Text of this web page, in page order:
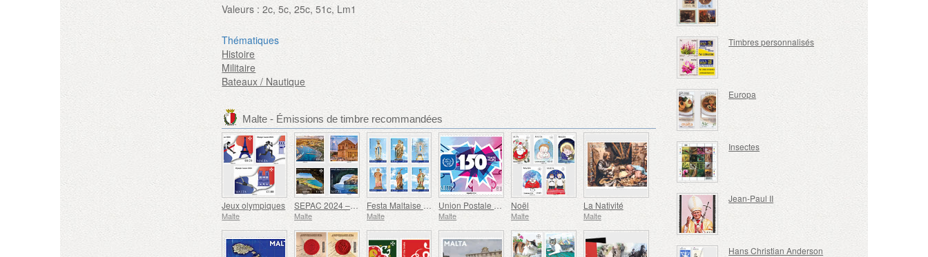
Valeurs : 2c, 5c, 25c, 51c, Lm1
Thématiques
Histoire
Militaire
Bateaux / Nautique
Malte - Émissions de timbre recommandées
Jeux olympiques
Malte
SEPAC 2024 – Principales Attractions Touristiques
Malte
Festa Maltaise - Série VIII
Malte
Union Postale Universelle - 150e Anniversaire
Malte
Noël
Malte
La Nativité
Malte
Timbres personnalisés
Europa
Insectes
Jean-Paul II
Hans Christian Anderson